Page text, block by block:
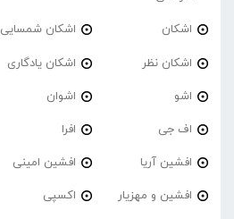
اشکان اشکان شمسایی
اشکان نظر اشکان یادگاری
اشو اشوان
اف جی افرا
افشین آریا افشین امینی
افشین و مهزیار اکسپی